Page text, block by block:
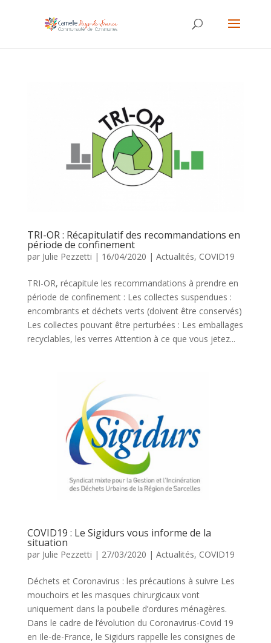
TRI-OR : Récapitulatif des recommandations en
période de confinement
par Julie Pezzetti | 16/04/2020 | Actualités, COVID19
TRI-OR, récapitule les recommandations à prendre en
période de confinement : Les collectes suspendues :
encombrants et déchets verts (doivent être conservés)
Les collectes pouvant être perturbées : Les emballages
recyclables, les verres Attention à ce que vous jetez...
COVID19 : Le Sigidurs vous informe de la
situation
par Julie Pezzetti | 27/03/2020 | Actualités, COVID19
Déchets et Coronavirus : les précautions à suivre Les
mouchoirs et les masques chirurgicaux vont
uniquement dans la poubelle d’ordures ménagères.
Dans le cadre de l’évolution du Coronavirus-Covid 19
en Ile-de-France, le Sigidurs rappelle les consignes de